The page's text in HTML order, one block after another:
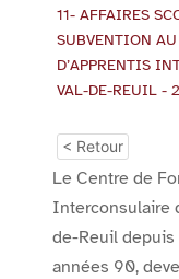
11- AFFAIRES
SUBVENTION
D’APPRENTIS
VAL-DE-REUIL -
< Retour
Le Centre de
Interconsulaire
de-Reuil depuis
années 90,